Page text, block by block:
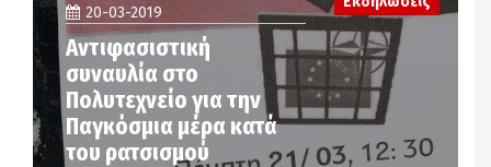
20-03-2019
Αντιφασιστική
συναυλία στο
Πολυτεχνείο για την
Παγκόσμια μέρα κατά
του ρατσισμού